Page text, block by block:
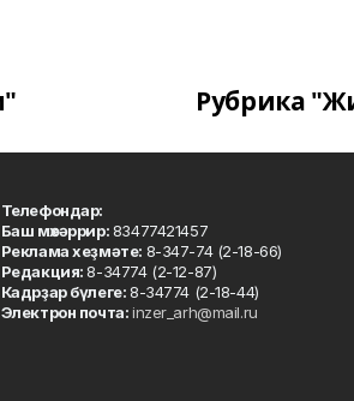
Рубрика
Телефондар:
Баш мөхәррир:83477421457
Реклама хеҙмәте: 8-347-74 (2-18-66)
Редакция:8-34774 (2-12-87)
Кадрҙар бүлеге:8-34774 (2-18-44)
Электрон почта:inzer_arh@mail.ru